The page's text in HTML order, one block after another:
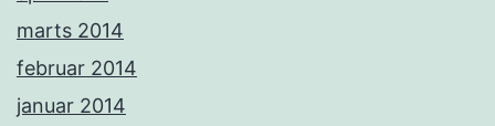
marts 2014
februar 2014
januar 2014